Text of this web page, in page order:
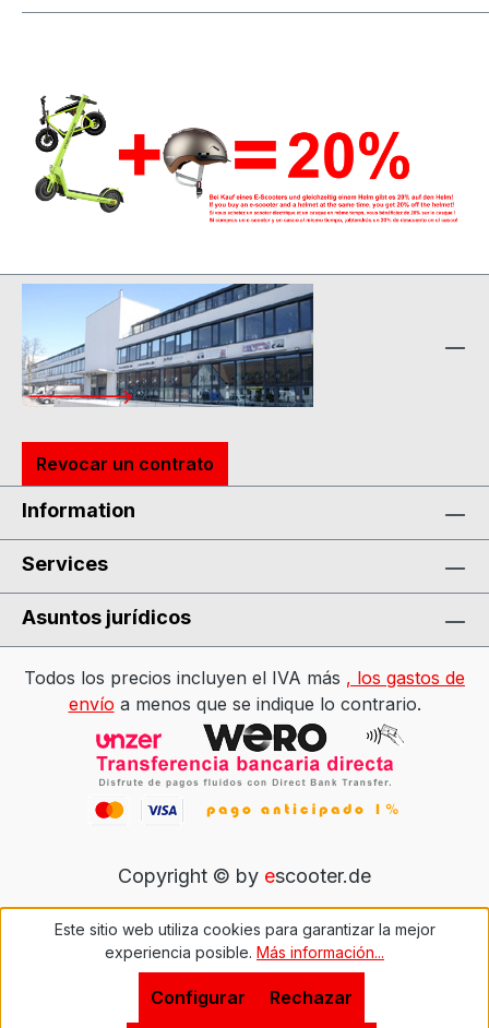
Revocar un contrato
Information
Services
Asuntos jurídicos
Todos los precios incluyen el IVA más , los gastos de
envío a menos que se indique lo contrario.
Copyright © by escooter.de
Este sitio web utiliza cookies para garantizar la mejor
experiencia posible. Más información...
Rechazar
Configurar